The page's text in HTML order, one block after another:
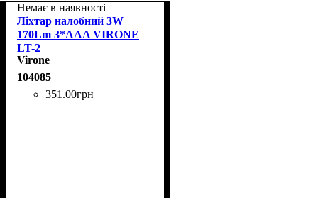
Немає в наявності
Ліхтар налобний 3W
170Lm 3*AAA VIRONE
LT-2
Virone
104085
351 .00грн